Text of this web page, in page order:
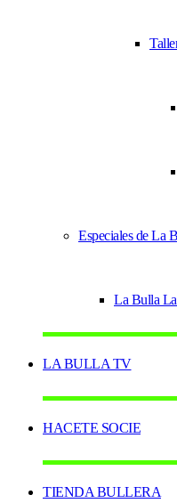
Especiales de La
La Bulla
LA BULLA TV
HACETE SOCIE
TIENDA BULLERA